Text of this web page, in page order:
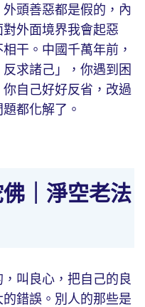
頭善惡都是假的，內
外面境界我會起惡
干。中國千萬年前，
求諸己」，你遇到困
自己好好反省，改過
都化解了。
｜淨空老法
叫良心，把自己的良
錯誤。別人的那些是